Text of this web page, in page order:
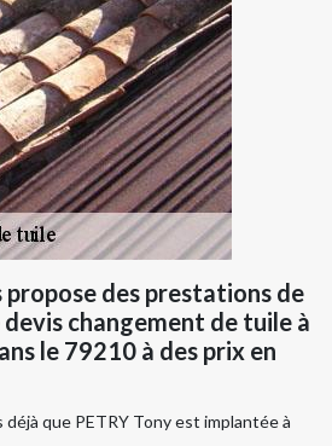
propose des prestations de
changement de tuile à
le 79210 à des prix en
que PETRY Tony est implantée à